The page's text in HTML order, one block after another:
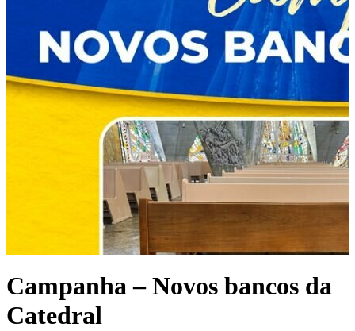
Campanha – Novos bancos da
Catedral